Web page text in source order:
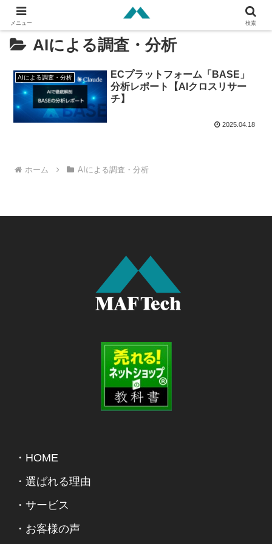
AIによる調査・分析
AIによる調査・分析
ECプラットフォーム「BASE」
分析レポート【AIクロスリサー
チ】
2025.04.18
ホーム AIによる調査・分析
・HOME
・選ばれる理由
・サービス
・お客様の声
メニュー 検索